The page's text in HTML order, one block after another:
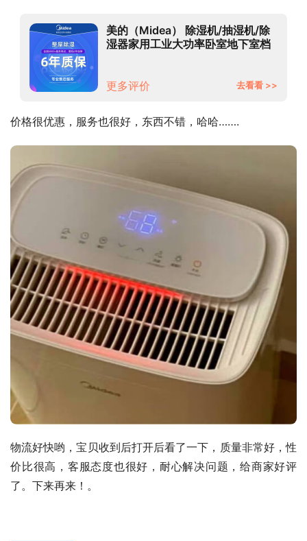
美的（Midea） 除湿机/抽湿机/除
湿器家用工业大功率卧室地下室档
（40m2内）
更多评价 去看看 >>
价格很优惠，服务也很好，东西不错，哈哈…….
物流好快哟，宝贝收到后打开后看了一下，质量非常好，性
价比很高，客服态度也很好，耐心解决问题，给商家好评
了。下来再来！。